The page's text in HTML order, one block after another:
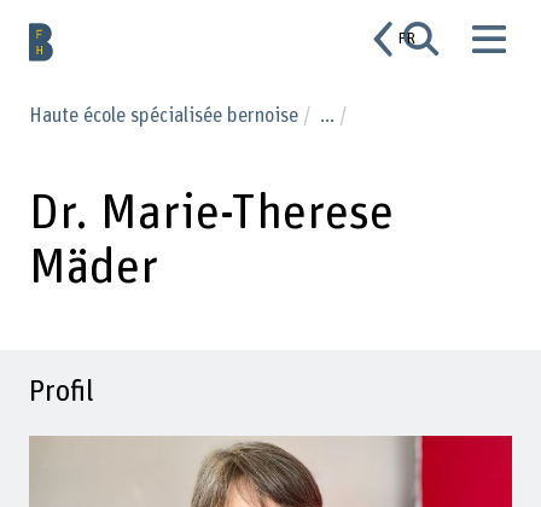
FR
Haute école spécialisée bernoise ...
Dr. Marie-Therese
Mäder
Profil